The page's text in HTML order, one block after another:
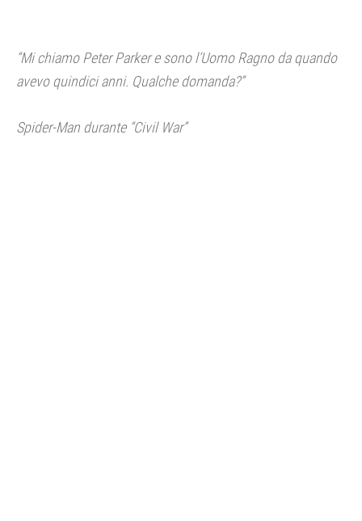
“Mi chiamo Peter Parker e sono l’Uomo Ragno da quando
avevo quindici anni. Qualche domanda?”
Spider-Man durante “Civil War”